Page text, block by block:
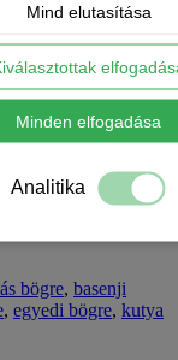
az ingyenes
bögre, basenji
, egyedi bögre, kutya
Mind elutasítása
Minden elfogadása
Analitika